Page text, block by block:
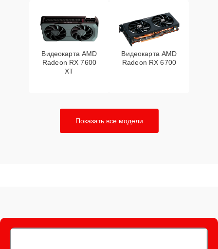
Видеокарта AMD
Radeon RX 7600
XT
Видеокарта AMD
Radeon RX 6700
Показать все модели